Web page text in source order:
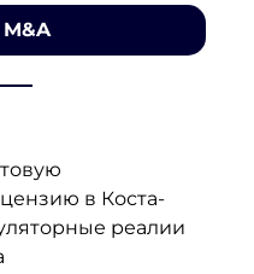
в Коста-
реалии